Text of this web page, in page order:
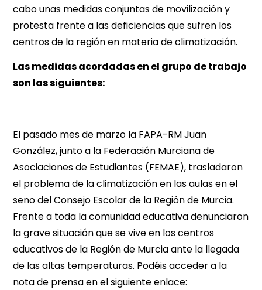
cabo unas medidas conjuntas de movilización y
protesta frente a las deficiencias que sufren los
centros de la región en materia de climatización.
Las medidas acordadas en el grupo de trabajo
son las siguientes:
El pasado mes de marzo la FAPA-RM Juan
González, junto a la Federación Murciana de
Asociaciones de Estudiantes (FEMAE), trasladaron
el problema de la climatización en las aulas en el
seno del Consejo Escolar de la Región de Murcia.
Frente a toda la comunidad educativa denunciaron
la grave situación que se vive en los centros
educativos de la Región de Murcia ante la llegada
de las altas temperaturas. Podéis acceder a la
nota de prensa en el siguiente enlace: